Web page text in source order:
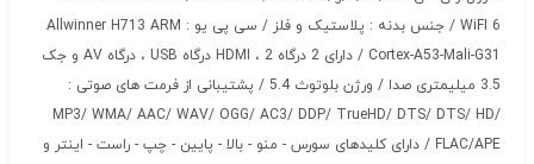
WiFI 6 / جنس بدنه : پلاستیک و فلز / سی پی یو : Allwinner H713 ARM
Cortex-A53-Mali-G31 / دارای 2 درگاه HDMI ، 2 درگاه USB ، درگاه AV و جک
3.5 میلیمتری صدا / ورژن بلوتوث 5.4 / پشتیبانی از فرمت های صوتی :
MP3/ WMA/ AAC/ WAV/ OGG/ AC3/ DDP/ TrueHD/ DTS/ DTS/ HD/
FLAC/APE / دارای کلیدهای سورس - منو - بالا - پایین - چپ - راست - اینتر و